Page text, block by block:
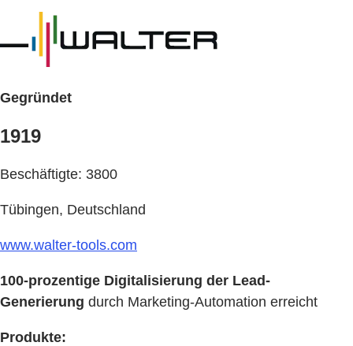
Gegründet
1919
Beschäftigte: 3800
Tübingen, Deutschland
www.walter-tools.com
100-prozentige Digitalisierung der Lead-
Generierung durch Marketing-Automation erreicht
Produkte: